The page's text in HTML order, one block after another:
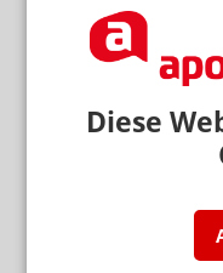
Diese
ALLE
NUTZEN
Gesundheitswesen
hätte
NEUER
Erstes